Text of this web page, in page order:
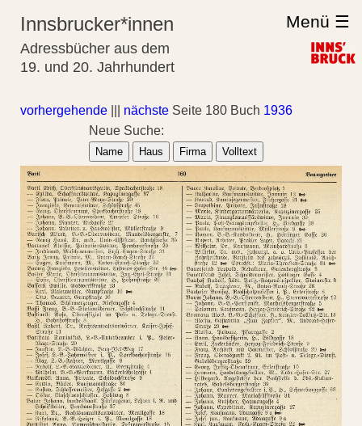
Innsbrucker*innen
Adressbücher aus dem
19. und 20. Jahrhundert
Menü ☰
vorhergehende nächste Seite 180 Buch 1936
Neue Suche:
Name Haus Firma Volltext